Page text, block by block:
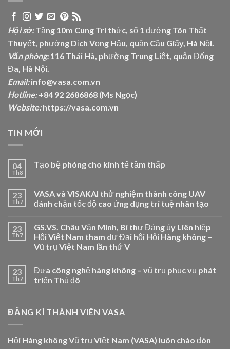
Hội sở:Tầng 10m Cung Trí thức, số 1 đường Tôn Thất
Thuyết, phường Dịch Vọng Hậu, quận Cầu Giấy, Hà Nội.
Văn phòng:116 Thái Hà, phường Trung Liệt, quận Đống
Đa, Hà Nội.
Email:info@vasa.com.vn
Hotline:+84 92 2686868 (Ms Ngọc)
Website: https://vasa.com.vn
TIN MỚI
04
Th8
Tạo bệ phóng cho kinh tế tầm thấp
23
Th7
VASA và VISAKAI thử nghiệm thành công UAV
đánh chặn tốc độ cao ứng dụng trí tuệ nhân tạo
23
Th7
GS.VS. Châu Văn Minh, Bí thư Đảng ủy Liên hiệp
Hội Việt Nam tham dự Đại hội Hội Hàng không –
Vũ trụ Việt Nam lần thứ V
23
Th7
Đưa công nghệ hàng không – vũ trụ phục vụ phát
triển Thủ đô
ĐĂNG KÍ THÀNH VIÊN VASA
Hội Hàng không Vũ trụ Việt Nam (VASA) luôn chào đón